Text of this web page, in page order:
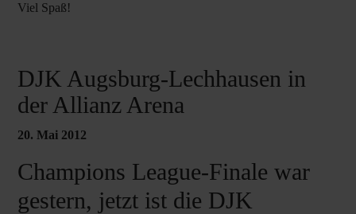
Viel Spaß!
DJK Augsburg-Lechhausen in
der Allianz Arena
20. Mai 2012
Champions League-Finale war
gestern, jetzt ist die DJK